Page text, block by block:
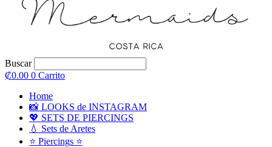
Buscar
₡0.00 0 Carrito
Home
📸 LOOKS de INSTAGRAM
💖 SETS DE PIERCINGS
💧 Sets de Aretes
⭐ Piercings ⭐